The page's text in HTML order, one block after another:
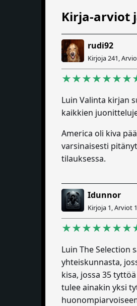
Kirja-arviot
rudi92
Kirjoja 241,
Luin Valinta kirjan
kaikkien
America oli kiva
varsinaisesti
tilauksessa.
Idunnor
Kirjoja 1, Arviot 1
Luin The Selection
yhteiskunnasta,
kisa, jossa 35
tulee ainakin yksi